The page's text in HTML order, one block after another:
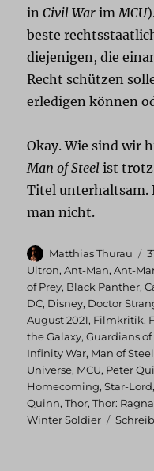
inCivil War im MCU
beste
diejenigen, die
Recht schützen
erledigen können
Okay. Wie sind wir
Man of Steel ist trotz
Titel unterhaltsam.
man nicht.
Autor
Matthias Thurau
Ultron,Ant-Man,Ant-
of Prey, Black Panther,
DC, Disney, Doctor
August 2021, Filmkritik,
the Galaxy,Guardians of
Infinity War, Man of Steel
Universe, MCU, Peter
Homecoming,Star-Lord
Quinn,Thor,Thor:
Winter Soldier